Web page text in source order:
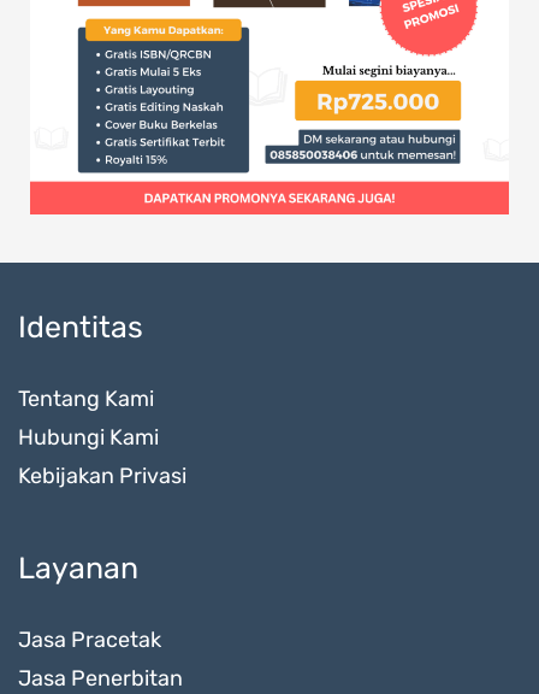
Identitas
Tentang Kami
Hubungi Kami
Kebijakan Privasi
Layanan
Jasa Pracetak
Jasa Penerbitan